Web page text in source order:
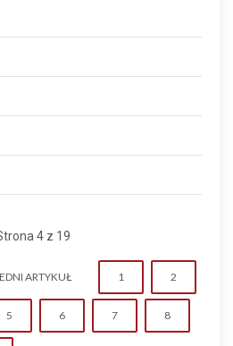
4 z 19
ARTYKUŁ 1 2
5 6 7 8